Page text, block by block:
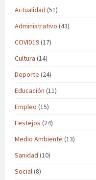
Actualidad (51)
Administrativo (43)
COVID19(17)
Cultura (14)
Deporte (24)
Educación (11)
Empleo (15)
Festejos (24)
Medio Ambiente (13)
Sanidad (10)
Social(8)